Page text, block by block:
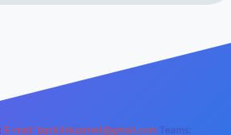
hiltonbet yeni giriş
E-mail: backlinkpaneli@gmail.com Teams: